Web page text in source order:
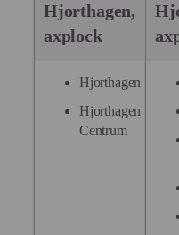
Hjorthagen,
axplock
Hjorthagen
Hjorthagen
Centrum